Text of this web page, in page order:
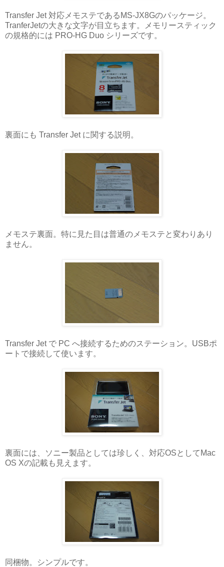
Transfer Jet 対応メモステであるMS-JX8Gのパッケージ。
TranferJetの大きな文字が目立ちます。メモリースティック
の規格的には PRO-HG Duo シリーズです。
裏面にも Transfer Jet に関する説明。
メモステ裏面。特に見た目は普通のメモステと変わりあり
ません。
Transfer Jet で PC へ接続するためのステーション。USBポ
ートで接続して使います。
裏面には、ソニー製品としては珍しく、対応OSとしてMac
OS Xの記載も見えます。
同梱物。シンプルです。